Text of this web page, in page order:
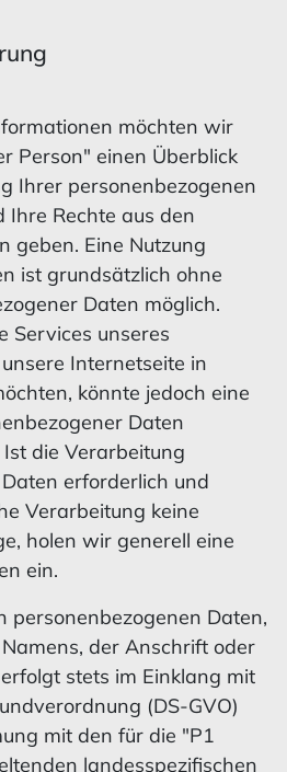
möchten wir
Person" einen Überblick
Ihrer personenbezogenen
Ihre Rechte aus den
geben. Eine Nutzung
ist grundsätzlich ohne
Daten möglich.
Services unseres
Internetseite in
könnte jedoch eine
Daten
die Verarbeitung
erforderlich und
Verarbeitung keine
holen wir generell eine
ein.
personenbezogenen Daten,
der Anschrift oder
stets im Einklang mit
(DS-GVO)
mit den für die "P1
landesspezifischen